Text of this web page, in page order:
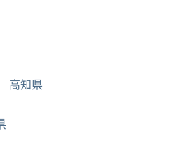
高知県